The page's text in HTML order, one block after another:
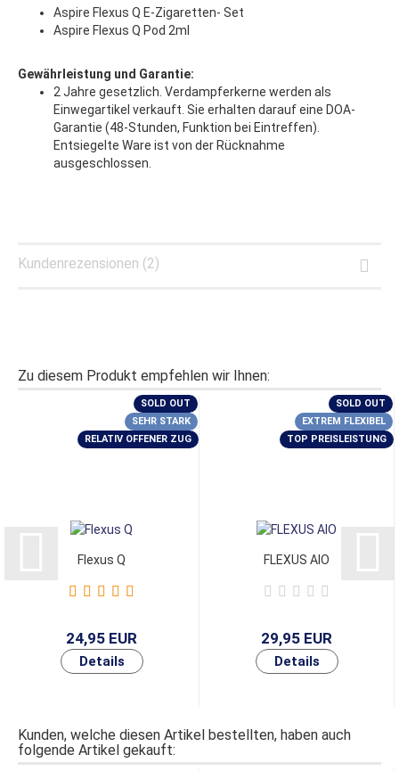
Aspire Flexus Q E-Zigaretten- Set
Aspire Flexus Q Pod 2ml
Gewährleistung und Garantie:
2 Jahre gesetzlich. Verdampferkerne werden als
Einwegartikel verkauft. Sie erhalten darauf eine DOA-
Garantie (48-Stunden, Funktion bei Eintreffen).
Entsiegelte Ware ist von der Rücknahme
ausgeschlossen.
Kundenrezensionen (2)
Zu diesem Produkt empfehlen wir Ihnen:
SOLD OUT
SEHR STARK
RELATIV OFFENER ZUG
Flexus Q
24,95 EUR
SOLD OUT
EXTREM FLEXIBEL
TOP PREISLEISTUNG
FLEXUS AIO
29,95 EUR
Kunden, welche diesen Artikel bestellten, haben auch
folgende Artikel gekauft: